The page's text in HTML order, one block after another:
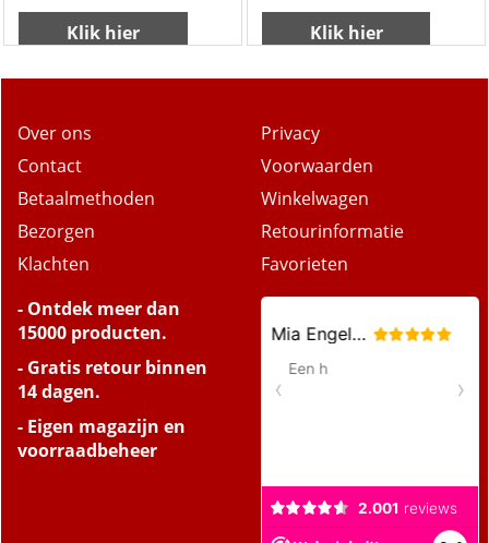
Klik hier Klik hier
Over ons
Contact
Betaalmethoden
Bezorgen
Klachten
Privacy
Voorwaarden
Winkelwagen
Retourinformatie
Favorieten
- Ontdek meer dan
15000 producten.
- Gratis retour binnen
14 dagen.
- Eigen magazijn en
voorraadbeheer